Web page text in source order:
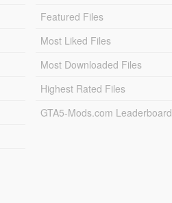
Featured Files
Most Liked Files
Most Downloaded Files
Highest Rated Files
GTA5-Mods.com Leaderboard